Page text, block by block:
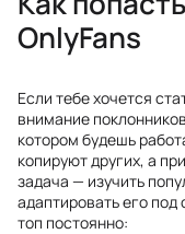
OnlyFans
Если тебе хочется
внимание
котором будешь
копируют других, а
задача — изучить
адаптировать его
топ постоянно: